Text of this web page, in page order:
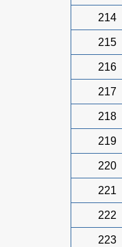
214
215
216
217
218
219
220
221
222
223